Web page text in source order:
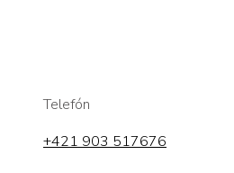
Telefón
+421 903 517676